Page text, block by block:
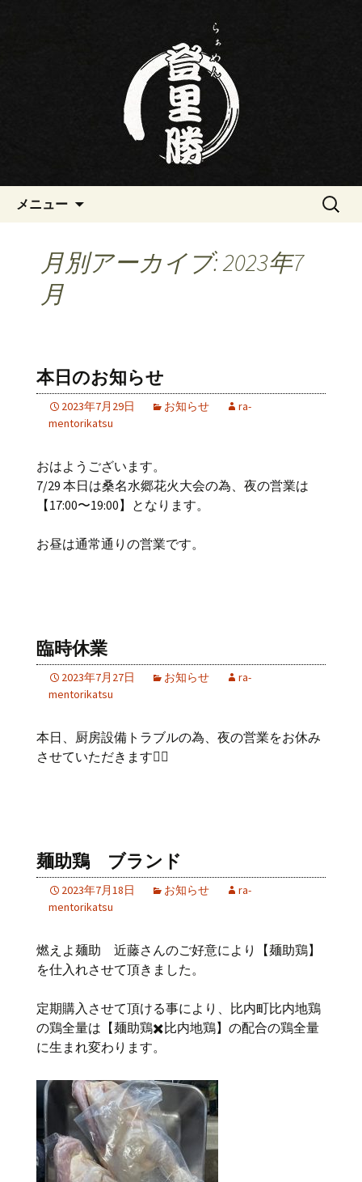
三重・桑名の寿司・ラーメン屋
らぁめん登里勝(とりかつ)のブ
ん登里勝(とりかつ)のブログです
メニュー
検
月別アーカイブ: 2023年7
月
本日のお知らせ
2023年7月29日 お知らせ
ra-
mentorikatsu
おはようございます。
7/29 本日は桑名水郷花火大会の為、夜の営業は
【17:00〜19:00】となります。
お昼は通常通りの営業です。
臨時休業
2023年7月27日 お知らせ
ra-
mentorikatsu
本日、厨房設備トラブルの為、夜の営業をお休み
させていただきます🙇‍♂️
麺助鶏 ブランド
2023年7月18日 お知らせ
ra-
mentorikatsu
燃えよ麺助 近藤さんのご好意により【麺助鶏】
を仕入れさせて頂きました。
定期購入させて頂ける事により、比内町比内地鶏
の鶏全量は【麺助鶏✖️比内地鶏】の配合の鶏全量
に生まれ変わります。